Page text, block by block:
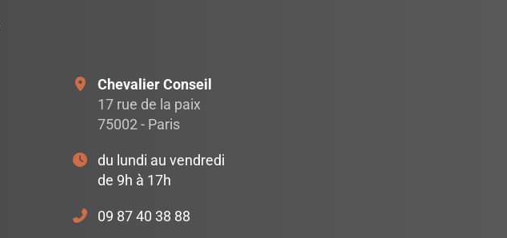
Chevalier Conseil
17 rue de la paix
75002 - Paris
du lundi au vendredi
de 9h à 17h
09 87 40 38 88